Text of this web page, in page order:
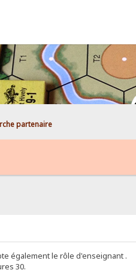
partenaire
également le rôle d'enseignant .
30.